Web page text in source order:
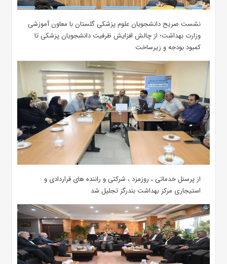
نشست صریح دانشجویان علوم پزشکی گلستان با معاون آموزشی
وزارت بهداشت؛ از چالش افزایش ظرفیت دانشجویان ‌پزشکی تا
کمبود بودجه و زیرساخت
از پرسنل خدماتی ، روزمزد ، شرکتی و راننده های قراردادی و
استیجاری مرکز بهداشت بندرگز تجلیل شد